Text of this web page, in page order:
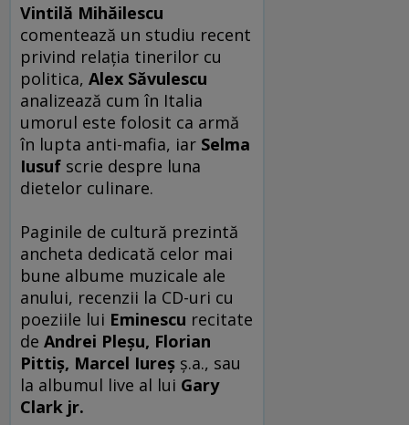
Vintilă Mihăilescu
comentează un studiu recent
privind relaţia tinerilor cu
politica, Alex Săvulescu
analizează cum în Italia
umorul este folosit ca armă
în lupta anti-mafia, iar Selma
Iusuf scrie despre luna
dietelor culinare.
Paginile de cultură prezintă
ancheta dedicată celor mai
bune albume muzicale ale
anului, recenzii la CD-uri cu
poeziile lui Eminescu recitate
de Andrei Pleşu, Florian
Pittiş, Marcel Iureş ş.a., sau
la albumul live al lui Gary
Clark jr.